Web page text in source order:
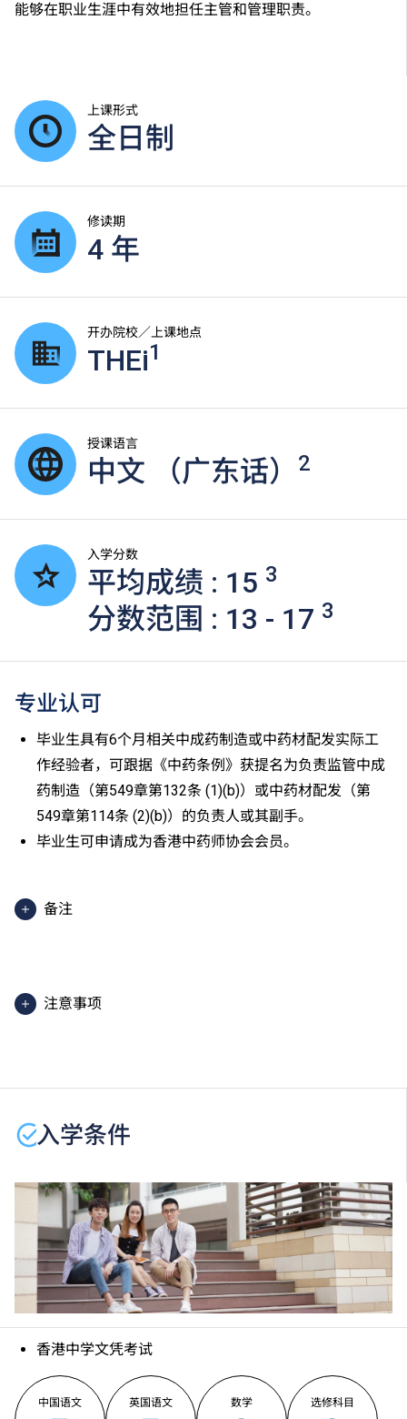
能够在职业生涯中有效地担任主管和管理职责。
上课形式
全日制
修读期
4 年
开办院校／上课地点
THEi1
授课语言
中文 （广东话） 2
入学分数
平均成绩 : 15 3
分数范围 : 13 - 17 3
专业认可
毕业生具有6个月相关中成药制造或中药材配发实际工
作经验者，可跟据《中药条例》获提名为负责监管中成
药制造（第549章第132条 (1)(b)）或中药材配发（第
549章第114条 (2)(b)）的负责人或其副手。
毕业生可申请成为香港中药师协会会员。
备注
除部分单元使用英文授课。
2025入学分数即2025年度获取录学生于香港中学文凭
香港中学文凭考试公民与社会发展科取得「达标」的成
绩，于申请入学时会被视为等同香港中学文凭考试科目
香港中学文凭考试通识教育科成绩达第二级或以上，会
被接受为符合公民与社会发展科的科目要求。
注意事项
分校／上课地点。
入学条件
香港中学文凭考试
中国语文 英国语文 数学 选修科目